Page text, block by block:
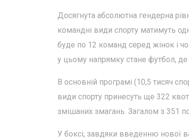
Досягнута абсолютна гендерна
командні види спорту матимуть
буде по 12 команд серед жінок і
у цьому напрямку стане футбол,
В основній програмі (10,5 тисяч
види спорту принесуть ще 322
змішаних змагань. Загалом з 351
У боксі, завдяки введенню нової